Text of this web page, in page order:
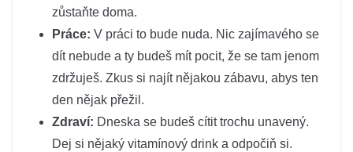
zůstaňte doma.
Práce: V práci to bude nuda. Nic zajímavého se
dít nebude a ty budeš mít pocit, že se tam jenom
zdržuješ. Zkus si najít nějakou zábavu, abys ten
den nějak přežil.
Zdraví: Dneska se budeš cítit trochu unavený.
Dej si nějaký vitamínový drink a odpočiň si.